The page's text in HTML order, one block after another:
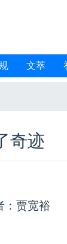
文萃
奇迹
：贾宽裕